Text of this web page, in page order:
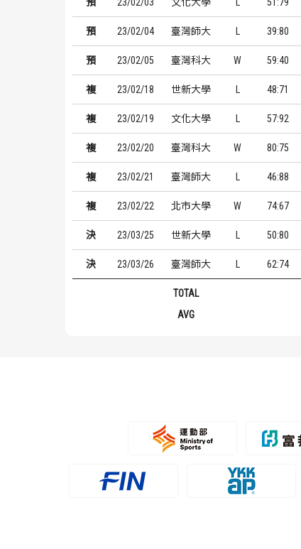
預 23/02/03 文化大學 L 51:79
預 23/02/04 臺灣師大 L 39:80
預 23/02/05 臺灣科大 W 59:40
複 23/02/18 世新大學 L 48:71
複 23/02/19 文化大學 L 57:92
複 23/02/20 臺灣科大 W 80:75
複 23/02/21 臺灣師大 L 46:88
複 23/02/22 北市大學 W 74:67
決 23/03/25 世新大學 L 50:80
決 23/03/26 臺灣師大 L 62:74
TOTAL
AVG